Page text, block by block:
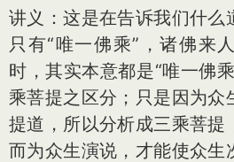
讲义：这是在告诉我们什么
只有“唯一佛乘”，诸佛来
时，其实本意都是“唯一佛
乘菩提之区分；只是因为众
提道，所以分析成三乘菩提
而为众生演说，才能使众生